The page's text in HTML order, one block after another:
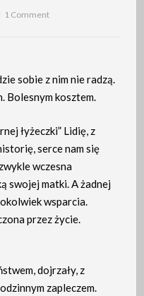
1 Comment
sobie z nim nie radzą.
Bolesnym kosztem.
łyżeczki” Lidię, z
serce nam się
wczesna
swojej matki. A żadnej
wsparcia.
przez życie.
dojrzały, z
zapleczem.